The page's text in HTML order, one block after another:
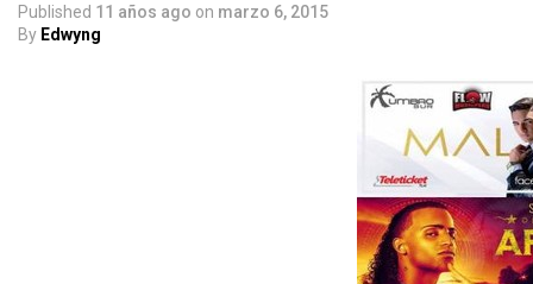
Published 11 años ago on marzo 6, 2015
By Edwyng